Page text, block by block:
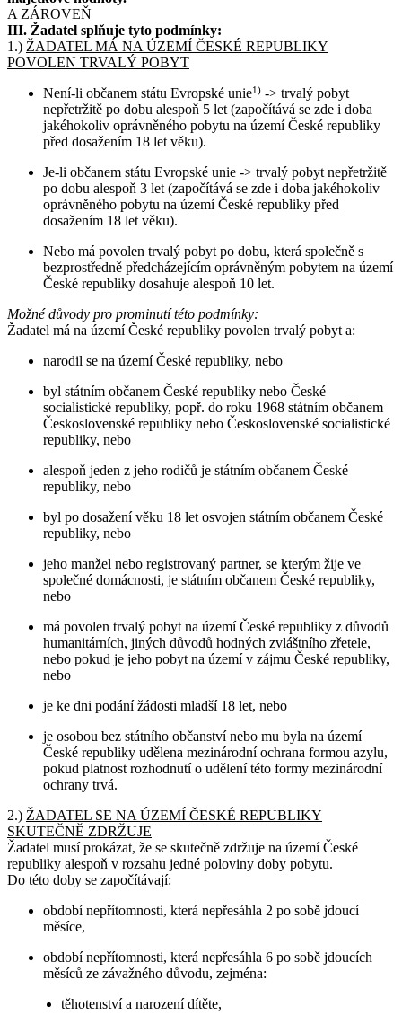
A ZÁROVEŇ
III. Žadatel splňuje tyto podmínky:
1.) ŽADATEL MÁ NA ÚZEMÍ ČESKÉ REPUBLIKY
POVOLEN TRVALÝ POBYT
Není-li občanem státu Evropské unie1) -> trvalý pobyt
nepřetržitě po dobu alespoň 5 let (započítává se zde i doba
jakéhokoliv oprávněného pobytu na území České republiky
před dosažením 18 let věku).
Je-li občanem státu Evropské unie -> trvalý pobyt nepřetržitě
po dobu alespoň 3 let (započítává se zde i doba jakéhokoliv
oprávněného pobytu na území České republiky před
dosažením 18 let věku).
Nebo má povolen trvalý pobyt po dobu, která společně s
bezprostředně předcházejícím oprávněným pobytem na území
České republiky dosahuje alespoň 10 let.
Možné důvody pro prominutí této podmínky:
Žadatel má na území České republiky povolen trvalý pobyt a:
narodil se na území České republiky, nebo
byl státním občanem České republiky nebo České
socialistické republiky, popř. do roku 1968 státním občanem
Československé republiky nebo Československé socialistické
republiky, nebo
alespoň jeden z jeho rodičů je státním občanem České
republiky, nebo
byl po dosažení věku 18 let osvojen státním občanem České
republiky, nebo
jeho manžel nebo registrovaný partner, se kterým žije ve
společné domácnosti, je státním občanem České republiky,
nebo
má povolen trvalý pobyt na území České republiky z důvodů
humanitárních, jiných důvodů hodných zvláštního zřetele,
nebo pokud je jeho pobyt na území v zájmu České republiky,
nebo
je ke dni podání žádosti mladší 18 let, nebo
je osobou bez státního občanství nebo mu byla na území
České republiky udělena mezinárodní ochrana formou azylu,
pokud platnost rozhodnutí o udělení této formy mezinárodní
ochrany trvá.
2.) ŽADATEL SE NA ÚZEMÍ ČESKÉ REPUBLIKY
SKUTEČNĚ ZDRŽUJE
Žadatel musí prokázat, že se skutečně zdržuje na území České
republiky alespoň v rozsahu jedné poloviny doby pobytu.
Do této doby se započítávají:
období nepřítomnosti, která nepřesáhla 2 po sobě jdoucí
měsíce,
období nepřítomnosti, která nepřesáhla 6 po sobě jdoucích
měsíců ze závažného důvodu, zejména:
těhotenství a narození dítěte,